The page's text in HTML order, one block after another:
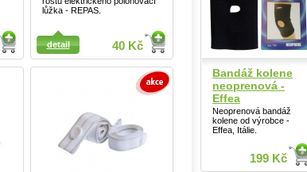
lůžka - REPAS.
40 Kč
detail
Bandáž kolene
neoprenová -
Effea
Neoprenová bandáž
kolene od výrobce -
Effea, Itálie.
199 Kč